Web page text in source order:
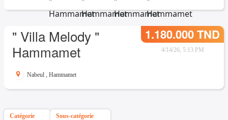
" Villa Melody "
Hammamet
1.180.000 TND
4/14/26, 5:13 PM
Nabeul , Hammamet
Catégorie Sous-catégorie